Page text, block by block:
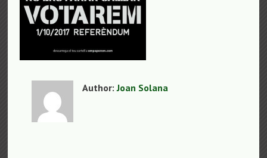
Author:Joan Solana